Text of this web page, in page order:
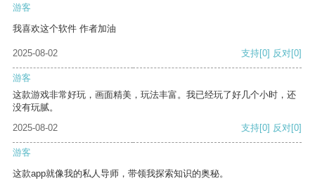
游客
我喜欢这个软件 作者加油
2025-08-02 支持[0] 反对[0]
游客
这款游戏非常好玩，画面精美，玩法丰富。我已经玩了好几个小时，还
没有玩腻。
2025-08-02
支持[0] 反对[0]
游客
这款app就像我的私人导师，带领我探索知识的奥秘。